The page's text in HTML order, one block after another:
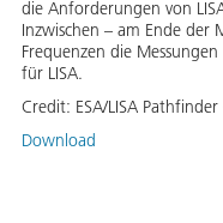
die Anforderungen von
Inzwischen – am Ende der
Frequenzen die
für LISA.
Credit: ESA/LISA
Download